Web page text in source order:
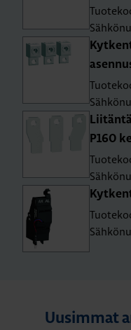
P160
Uusimmat